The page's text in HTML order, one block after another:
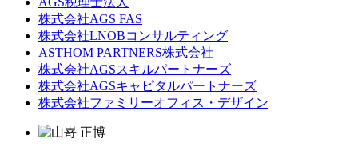
株式会社AGS FAS
株式会社LNOBコンサルティング
ASTHOM PARTNERS株式会社
株式会社AGSスキルパートナーズ
株式会社AGSキャピタルパートナーズ
株式会社ファミリーオフィス・デザイン